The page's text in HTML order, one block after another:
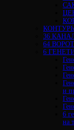
36
64 ВОРОТ
6
и
6
на